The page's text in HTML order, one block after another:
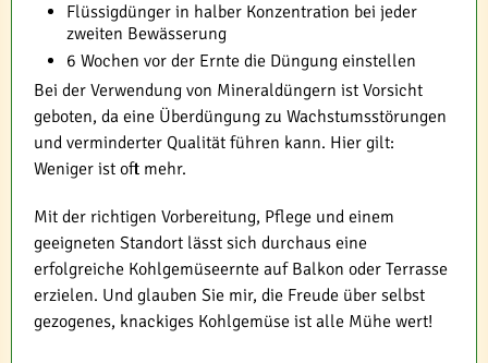
Flüssigdünger in halber Konzentration bei jeder
zweiten Bewässerung
6 Wochen vor der Ernte die Düngung einstellen
Bei der Verwendung von Mineraldüngern ist Vorsicht
geboten, da eine Überdüngung zu Wachstumsstörungen
und verminderter Qualität führen kann. Hier gilt:
Weniger ist oft mehr.
Mit der richtigen Vorbereitung, Pflege und einem
geeigneten Standort lässt sich durchaus eine
erfolgreiche Kohlgemüseernte auf Balkon oder Terrasse
erzielen. Und glauben Sie mir, die Freude über selbst
gezogenes, knackiges Kohlgemüse ist alle Mühe wert!